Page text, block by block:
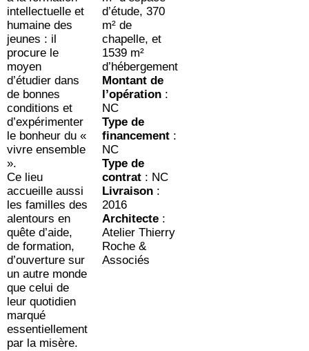
intellectuelle et
humaine des
jeunes : il
procure le
moyen
d’étudier dans
de bonnes
conditions et
d’expérimenter
le bonheur du «
vivre ensemble
».
Ce lieu
accueille aussi
les familles des
alentours en
quête d’aide,
de formation,
d’ouverture sur
un autre monde
que celui de
leur quotidien
marqué
essentiellement
par la misère.
d’étude, 370
m² de
chapelle, et
1539 m²
d’hébergement
Montant de
l’opération :
NC
Type de
financement :
NC
Type de
contrat : NC
Livraison :
2016
Architecte :
Atelier Thierry
Roche &
Associés